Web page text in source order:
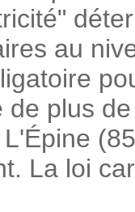
au
de plus
La loi